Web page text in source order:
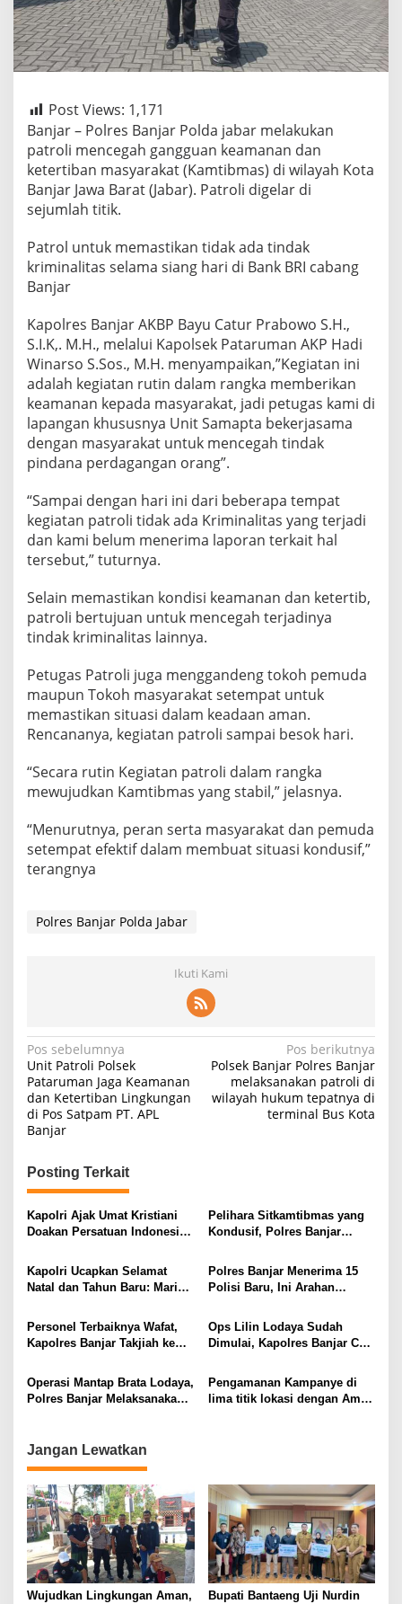
Post Views: 1,171
Banjar – Polres Banjar Polda jabar melakukan
patroli mencegah gangguan keamanan dan
ketertiban masyarakat (Kamtibmas) di wilayah Kota
Banjar Jawa Barat (Jabar). Patroli digelar di
sejumlah titik.
Patrol untuk memastikan tidak ada tindak
kriminalitas selama siang hari di Bank BRI cabang
Banjar
Kapolres Banjar AKBP Bayu Catur Prabowo S.H.,
S.I.K,. M.H., melalui Kapolsek Pataruman AKP Hadi
Winarso S.Sos., M.H. menyampaikan,”Kegiatan ini
adalah kegiatan rutin dalam rangka memberikan
keamanan kepada masyarakat, jadi petugas kami di
lapangan khususnya Unit Samapta bekerjasama
dengan masyarakat untuk mencegah tindak
pindana perdagangan orang”.
“Sampai dengan hari ini dari beberapa tempat
kegiatan patroli tidak ada Kriminalitas yang terjadi
dan kami belum menerima laporan terkait hal
tersebut,” tuturnya.
Selain memastikan kondisi keamanan dan ketertib,
patroli bertujuan untuk mencegah terjadinya
tindak kriminalitas lainnya.
Petugas Patroli juga menggandeng tokoh pemuda
maupun Tokoh masyarakat setempat untuk
memastikan situasi dalam keadaan aman.
Rencananya, kegiatan patroli sampai besok hari.
“Secara rutin Kegiatan patroli dalam rangka
mewujudkan Kamtibmas yang stabil,” jelasnya.
“Menurutnya, peran serta masyarakat dan pemuda
setempat efektif dalam membuat situasi kondusif,”
terangnya
Polres Banjar Polda Jabar
Ikuti Kami
Navigasi
pos
Pos sebelumnya
Unit Patroli Polsek
Pataruman Jaga Keamanan
dan Ketertiban Lingkungan
di Pos Satpam PT. APL
Banjar
Pos berikutnya
Polsek Banjar Polres Banjar
melaksanakan patroli di
wilayah hukum tepatnya di
terminal Bus Kota
Posting Terkait
Kapolri Ajak Umat Kristiani
Doakan Persatuan Indonesia
Pelihara Sitkamtibmas yang
Kondusif, Polres Banjar
kantor KPU dan Bawaslu Kota
Banjar
Kapolri Ucapkan Selamat
Natal dan Tahun Baru: Mari
Polres Banjar Menerima 15
Polisi Baru, Ini Arahan
Personel Terbaiknya Wafat,
Kapolres Banjar Takjiah ke
Ops Lilin Lodaya Sudah
Dimulai, Kapolres Banjar Cek
Pos Pam
Operasi Mantap Brata Lodaya,
Polres Banjar Melaksanakan
Pengamanan Kampanye di
lima titik lokasi dengan Aman
Jangan Lewatkan
Wujudkan Lingkungan Aman,
Bupati Bantaeng Uji Nurdin